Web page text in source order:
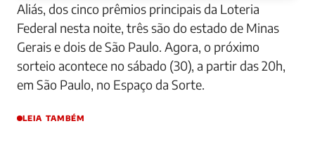
Aliás, dos cinco prêmios principais da Loteria
Federal nesta noite, três são do estado de Minas
Gerais e dois de São Paulo. Agora, o próximo
sorteio acontece no sábado (30), a partir das 20h,
em São Paulo, no Espaço da Sorte.
LEIA TAMBÉM